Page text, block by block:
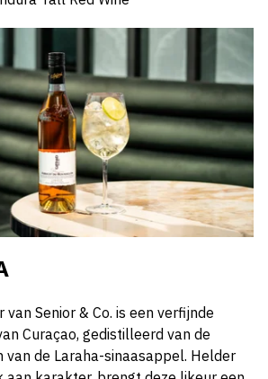
van Senior & Co. is een verfijnde
Curaçao, gedistilleerd van de
van de Laraha-sinaasappel. Helder